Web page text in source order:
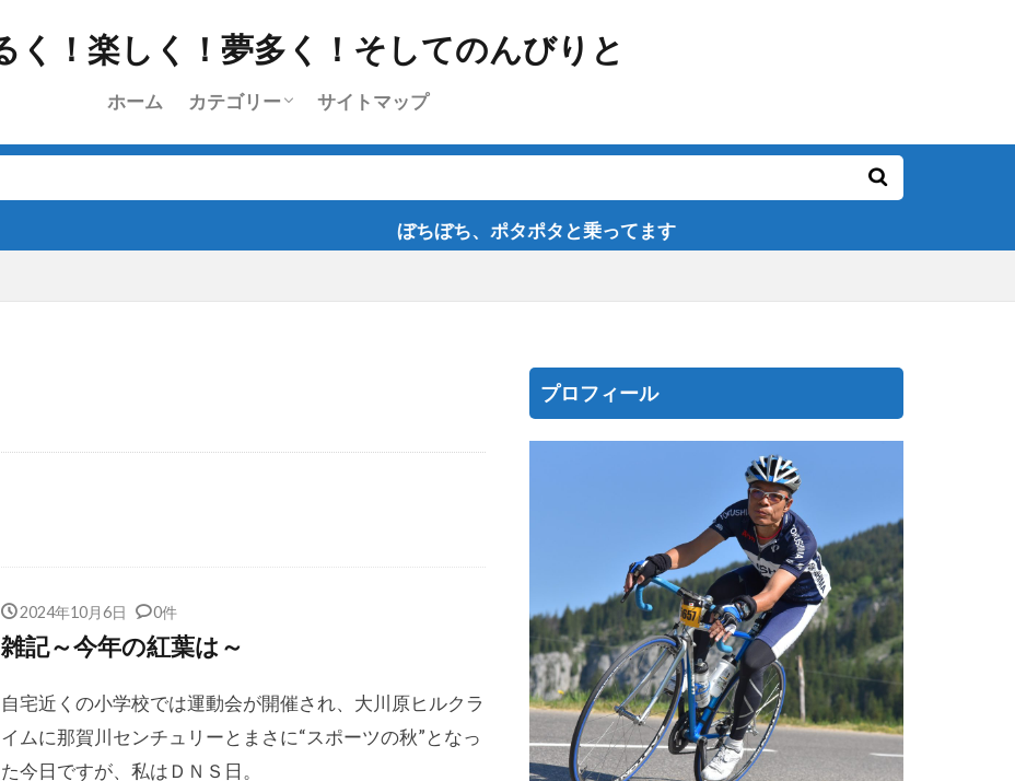
ホーム カテゴリー
挨拶
雑記
l’Etape du Tour
ちょっと乗り
ツーリング
日常
レース
ブログラインズ・お深い
サイトマップ
ぼちぼち、ポタポタと乗ってます
2024年10月6日 0件
雑記～今年の紅葉は～
自宅近くの小学校では運動会が開催され、大川原ヒルクラ
イムに那賀川センチュリーとまさに“スポーツの秋”となっ
た今日ですが、私はＤＮＳ日。
プロフィール